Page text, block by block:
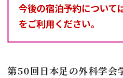
今後の宿泊予約について
をご利用ください。
第50回日本足の外科学